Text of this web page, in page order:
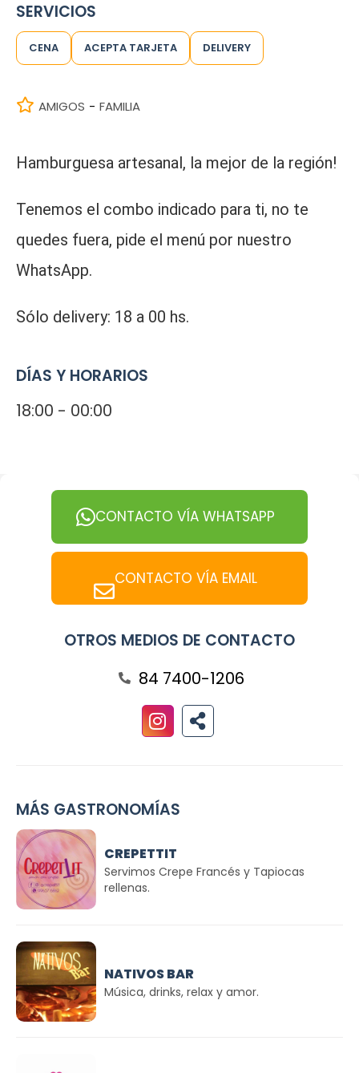
SERVICIOS
CENA ACEPTA TARJETA DELIVERY
AMIGOS - FAMILIA
Hamburguesa artesanal, la mejor de la región!
Tenemos el combo indicado para ti, no te
quedes fuera, pide el menú por nuestro
WhatsApp.
Sólo delivery: 18 a 00 hs.
DÍAS Y HORARIOS
18:00 - 00:00
CONTACTO VÍA WHATSAPP
CONTACTO VÍA EMAIL
OTROS MEDIOS DE CONTACTO
84 7400-1206
MÁS GASTRONOMÍAS
CREPETTIT
Servimos Crepe Francés y Tapiocas
rellenas.
NATIVOS BAR
Música, drinks, relax y amor.